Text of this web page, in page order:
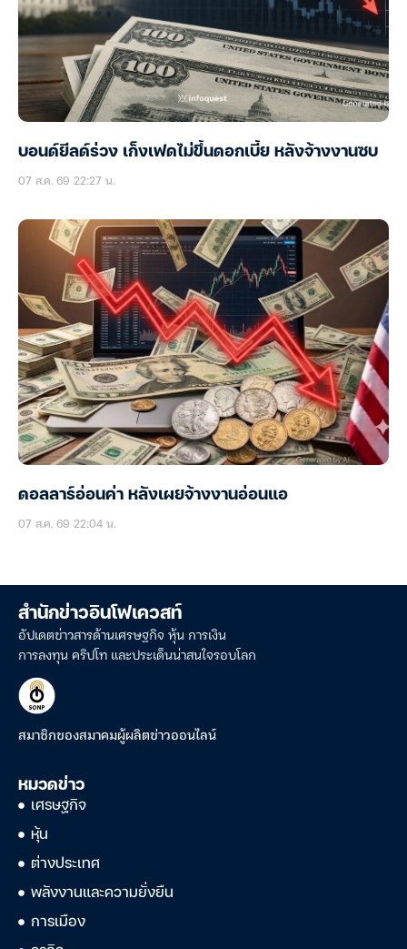
บอนด์ยีลด์ร่วง เก็งเฟดไม่ขึ้นดอกเบี้ย หลังจ้างงานซบ
07 ส.ค. 69 22:27 น.
ดอลลาร์อ่อนค่า หลังเผยจ้างงานอ่อนแอ
07 ส.ค. 69 22:04 น.
สำนักข่าวอินโฟเควสท์
อัปเดตข่าวสารด้านเศรษฐกิจ หุ้น การเงิน
การลงทุน คริปโท และประเด็นน่าสนใจรอบโลก
สมาชิกของสมาคมผู้ผลิตข่าวออนไลน์
หมวดข่าว
เศรษฐกิจ
หุ้น
ต่างประเทศ
พลังงานและความยั่งยืน
การเมือง